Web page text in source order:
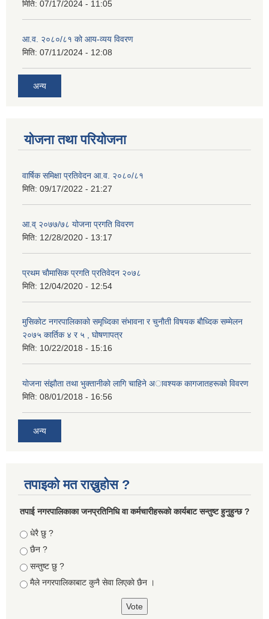
मिति: 07/17/2024 - 11:05
आ.व. २०८०/८१ को आय-व्यय विवरण
मिति: 07/11/2024 - 12:08
अन्य
योजना तथा परियोजना
वार्षिक समिक्षा प्रतिवेदन आ.व. २०८०/८१
मिति: 09/17/2022 - 21:27
आ.व् २०७७/७८ योजना प्रगति विवरण
मिति: 12/28/2020 - 13:17
प्रथम चाैमासिक प्रगति प्रतिवेदन २०७८
मिति: 12/04/2020 - 12:54
मुसिकाेट नगरपालिकाकाे समृध्दिका संभावना र चुनाैती विषयक बाैध्दिक सम्मेलन
२०७५ कार्तिक ४ र ५ , घाेषणापत्र
मिति: 10/22/2018 - 15:16
याेजना संझाैता तथा भुक्तानीकाे लागि चाहिने अावश्यक कागजातहरूकाे विवरण
मिति: 08/01/2018 - 16:56
अन्य
तपाइको मत राख्नुहोस ?
तपा‌ई नगरपालिकाका जनप्रतिनिधि वा कर्मचारीहरूकाे कार्यबाट सन्तुष्ट हुनुहुन्छ ?
Choices
धेरै छु ?
छैन ?
सन्तुष्ट छु ?
मैले नगरपालिकाबाट कुनै सेवा लिएकाे छैन ।